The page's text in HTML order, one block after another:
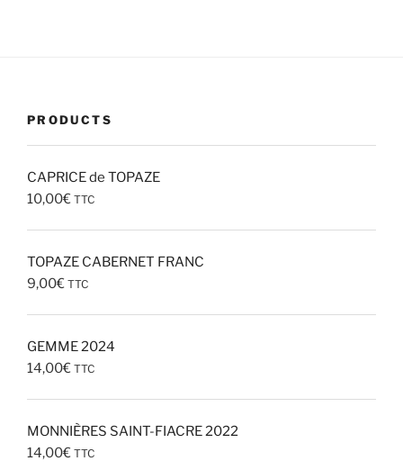
PRODUCTS
CAPRICE de TOPAZE
10,00€ TTC
TOPAZE CABERNET FRANC
9,00€ TTC
GEMME 2024
14,00€ TTC
MONNIÈRES SAINT-FIACRE 2022
14,00€ TTC